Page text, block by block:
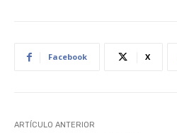
Facebook X
ARTÍCULO ANTERIOR